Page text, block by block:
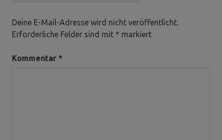
Deine E-Mail-Adresse wird nicht veröffentlicht.
Erforderliche Felder sind mit * markiert
Kommentar *